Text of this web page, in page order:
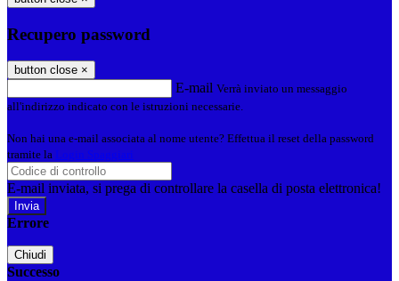
Recupero password
button close ×
E-mail Verrà inviato un messaggio
all'indirizzo indicato con le istruzioni necessarie.
Non hai una e-mail associata al nome utente? Effettua il reset della password
tramite la Login Spaggiari
E-mail inviata, si prega di controllare la casella di posta elettronica!
Errore
Chiudi
Successo